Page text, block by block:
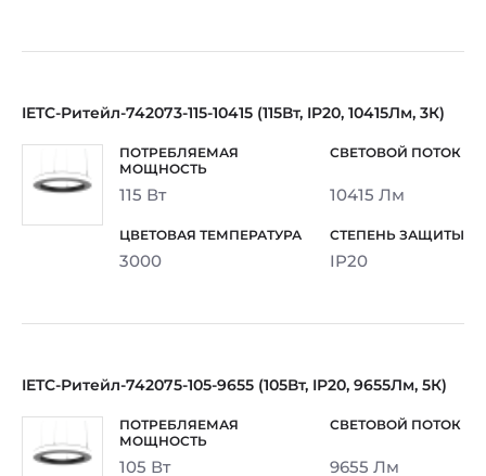
IETC-Ритейл-742073-115-10415 (115Вт, IP20, 10415Лм, 3К)
115 Вт 10415 Лм
3000 IP20
IETC-Ритейл-742075-105-9655 (105Вт, IP20, 9655Лм, 5К)
105 Вт 9655 Лм